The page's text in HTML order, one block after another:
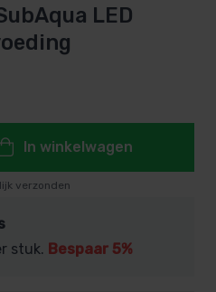
LED
In winkelwagen
verzonden
stuk. Bespaar 5%